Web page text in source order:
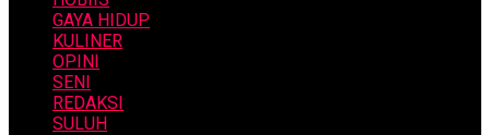
GAYA HIDUP
KULINER
OPINI
SENI
REDAKSI
SULUH